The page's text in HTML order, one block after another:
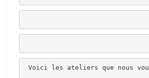
Voici les ateliers que nous